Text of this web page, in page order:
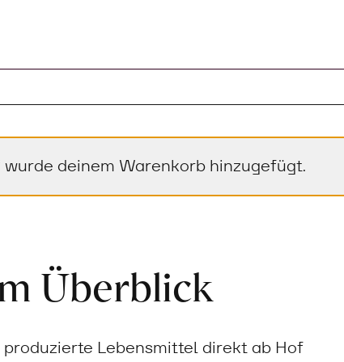
wurde deinem Warenkorb hinzugefügt.
Überblick
Lebensmittel direkt ab Hof